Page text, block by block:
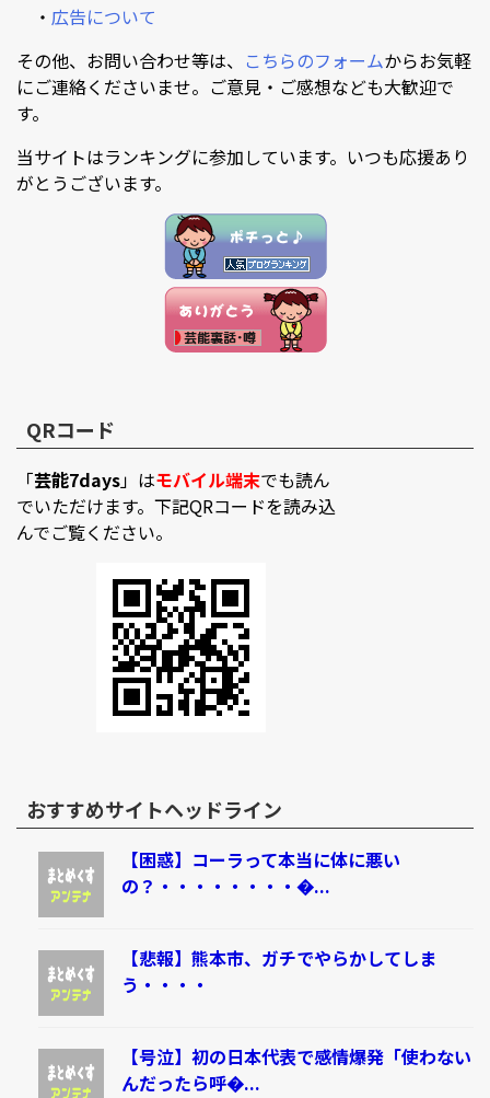
・ 広告について
その他、お問い合わせ等は、 こちらのフォームからお気軽
にご連絡くださいませ。ご意見・ご感想なども大歓迎で
す。
当サイトはランキングに参加しています。いつも応援あり
がとうございます。
QRコード
「芸能7days」はモバイル端末でも読ん
でいただけます。下記QRコードを読み込
んでご覧ください。
おすすめサイトヘッドライン
【困惑】コーラって本当に体に悪い
の？・・・・・・・・�...
【悲報】熊本市、ガチでやらかしてしま
う・・・・
【号泣】初の日本代表で感情爆発「使わない
んだったら呼�...